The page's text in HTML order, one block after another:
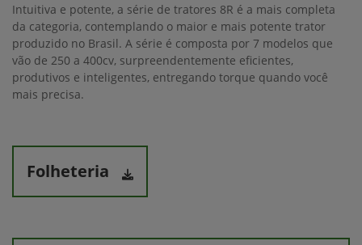
Intuitiva e potente, a série de tratores 8R é a mais completa
da categoria, contemplando o maior e mais potente trator
produzido no Brasil. A série é composta por 7 modelos que
vão de 250 a 400cv, surpreendentemente eficientes,
produtivos e inteligentes, entregando torque quando você
mais precisa.
Folheteria